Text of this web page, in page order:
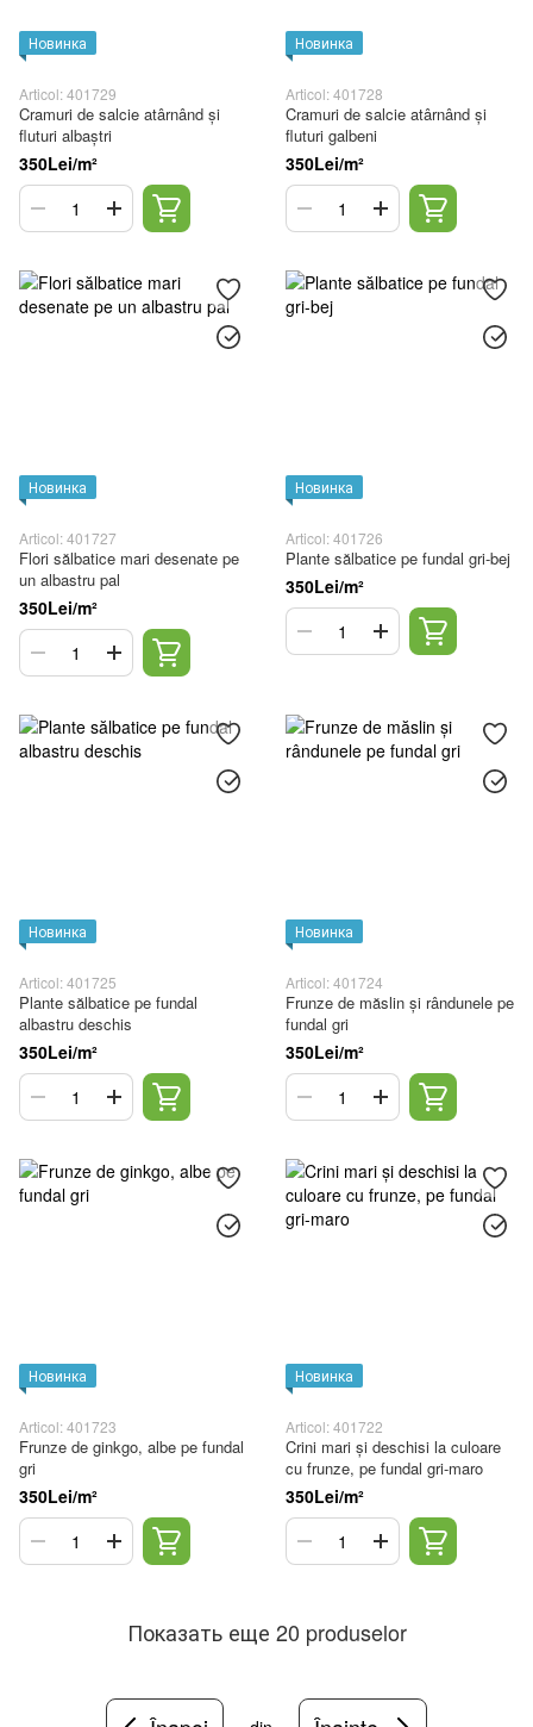
Новинка
Articol: 401729
Cramuri de salcie atârnând și
fluturi albaștri
350Lei/m²
Новинка
Articol: 401728
Cramuri de salcie atârnând și
fluturi galbeni
350Lei/m²
Новинка
Articol: 401727
Flori sălbatice mari desenate pe
un albastru pal
350Lei/m²
Новинка
Articol: 401726
Plante sălbatice pe fundal gri-bej
350Lei/m²
Новинка
Articol: 401725
Plante sălbatice pe fundal
albastru deschis
350Lei/m²
Новинка
Articol: 401724
Frunze de măslin și rândunele pe
fundal gri
350Lei/m²
Новинка
Articol: 401723
Frunze de ginkgo, albe pe fundal
gri
350Lei/m²
Новинка
Articol: 401722
Crini mari și deschisi la culoare
cu frunze, pe fundal gri-maro
350Lei/m²
Показать еще 20 produselor